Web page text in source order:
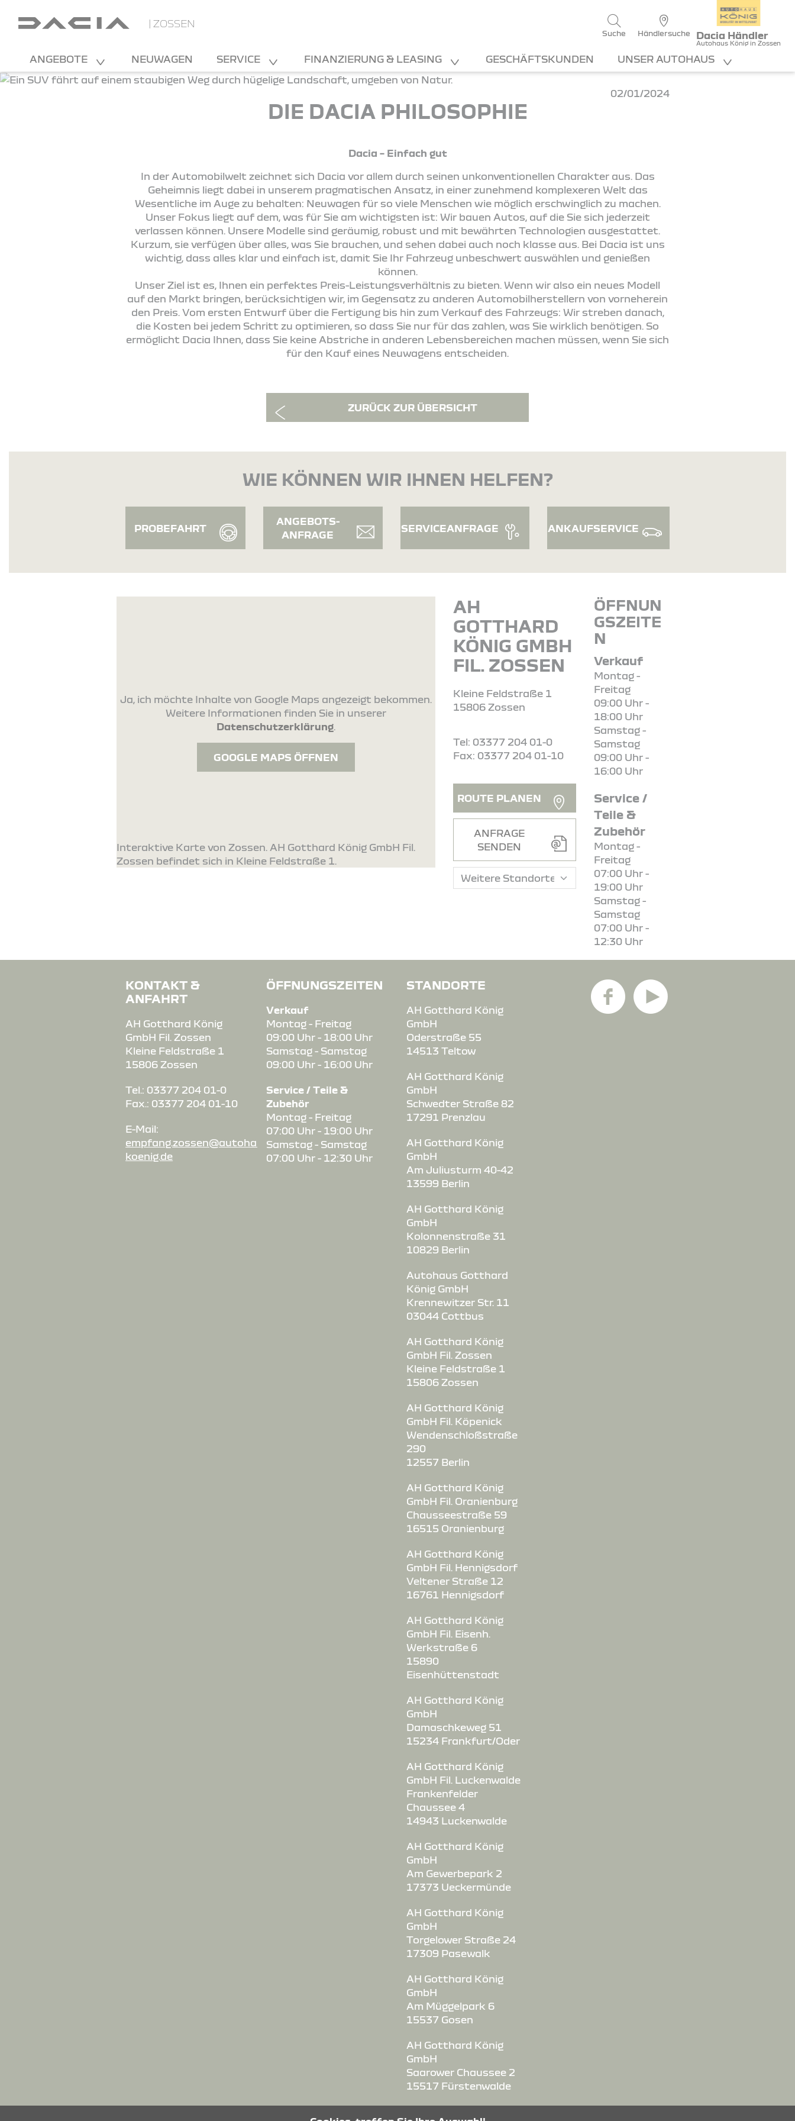
| ZOSSEN
Suche Händlersuche Dacia Händler
Autohaus König in Zossen
ANGEBOTE NEUWAGEN SERVICE FINANZIERUNG & LEASING GESCHÄFTSKUNDEN UNSER AUTOHAUS
02/01/2024
DIE DACIA PHILOSOPHIE
Dacia – Einfach gut
In der Automobilwelt zeichnet sich Dacia vor allem durch seinen unkonventionellen Charakter aus. Das
Geheimnis liegt dabei in unserem pragmatischen Ansatz, in einer zunehmend komplexeren Welt das
Wesentliche im Auge zu behalten: Neuwagen für so viele Menschen wie möglich erschwinglich zu machen.
Unser Fokus liegt auf dem, was für Sie am wichtigsten ist: Wir bauen Autos, auf die Sie sich jederzeit
verlassen können. Unsere Modelle sind geräumig, robust und mit bewährten Technologien ausgestattet.
Kurzum, sie verfügen über alles, was Sie brauchen, und sehen dabei auch noch klasse aus. Bei Dacia ist uns
wichtig, dass alles klar und einfach ist, damit Sie Ihr Fahrzeug unbeschwert auswählen und genießen
können.
Unser Ziel ist es, Ihnen ein perfektes Preis-Leistungsverhältnis zu bieten. Wenn wir also ein neues Modell
auf den Markt bringen, berücksichtigen wir, im Gegensatz zu anderen Automobilherstellern von vorneherein
den Preis. Vom ersten Entwurf über die Fertigung bis hin zum Verkauf des Fahrzeugs: Wir streben danach,
die Kosten bei jedem Schritt zu optimieren, so dass Sie nur für das zahlen, was Sie wirklich benötigen. So
ermöglicht Dacia Ihnen, dass Sie keine Abstriche in anderen Lebensbereichen machen müssen, wenn Sie sich
für den Kauf eines Neuwagens entscheiden.
ZURÜCK ZUR ÜBERSICHT
WIE KÖNNEN WIR IHNEN HELFEN?
PROBEFAHRT
ANGEBOTS-
ANFRAGE
SERVICEANFRAGE ANKAUFSERVICE
Ja, ich möchte Inhalte von Google Maps angezeigt bekommen.
Weitere Informationen finden Sie in unserer
Datenschutzerklärung.
GOOGLE MAPS ÖFFNEN
Interaktive Karte von Zossen. AH Gotthard König GmbH Fil.
Zossen befindet sich in Kleine Feldstraße 1.
AH
GOTTHARD
KÖNIG GMBH
FIL. ZOSSEN
Kleine Feldstraße 1
15806 Zossen
Tel: 03377 204 01-0
Fax: 03377 204 01-10
ROUTE PLANEN
ANFRAGE
SENDEN
ÖFFNUN
GSZEITE
N
Verkauf
Montag -
Freitag
09:00 Uhr -
18:00 Uhr
Samstag -
Samstag
09:00 Uhr -
16:00 Uhr
Service /
Teile &
Zubehör
Montag -
Freitag
07:00 Uhr -
19:00 Uhr
Samstag -
Samstag
07:00 Uhr -
12:30 Uhr
KONTAKT &
ANFAHRT
AH Gotthard König
GmbH Fil. Zossen
Kleine Feldstraße 1
15806 Zossen
Tel.: 03377 204 01-0
Fax.: 03377 204 01-10
E-Mail:
empfang.zossen@autohaus-
koenig.de
ÖFFNUNGSZEITEN
Verkauf
Montag - Freitag
09:00 Uhr - 18:00 Uhr
Samstag - Samstag
09:00 Uhr - 16:00 Uhr
Service / Teile &
Zubehör
Montag - Freitag
07:00 Uhr - 19:00 Uhr
Samstag - Samstag
07:00 Uhr - 12:30 Uhr
STANDORTE
AH Gotthard König
GmbH
Oderstraße 55
14513 Teltow
AH Gotthard König
GmbH
Schwedter Straße 82
17291 Prenzlau
AH Gotthard König
GmbH
Am Juliusturm 40-42
13599 Berlin
AH Gotthard König
GmbH
Kolonnenstraße 31
10829 Berlin
Autohaus Gotthard
König GmbH
Krennewitzer Str. 11
03044 Cottbus
AH Gotthard König
GmbH Fil. Zossen
Kleine Feldstraße 1
15806 Zossen
AH Gotthard König
GmbH Fil. Köpenick
Wendenschloßstraße
290
12557 Berlin
AH Gotthard König
GmbH Fil. Oranienburg
Chausseestraße 59
16515 Oranienburg
AH Gotthard König
GmbH Fil. Hennigsdorf
Veltener Straße 12
16761 Hennigsdorf
AH Gotthard König
GmbH Fil. Eisenh.
Werkstraße 6
15890
Eisenhüttenstadt
AH Gotthard König
GmbH
Damaschkeweg 51
15234 Frankfurt/Oder
AH Gotthard König
GmbH Fil. Luckenwalde
Frankenfelder
Chaussee 4
14943 Luckenwalde
AH Gotthard König
GmbH
Am Gewerbepark 2
17373 Ueckermünde
AH Gotthard König
GmbH
Torgelower Straße 24
17309 Pasewalk
AH Gotthard König
GmbH
Am Müggelpark 6
15537 Gosen
AH Gotthard König
GmbH
Saarower Chaussee 2
15517 Fürstenwalde